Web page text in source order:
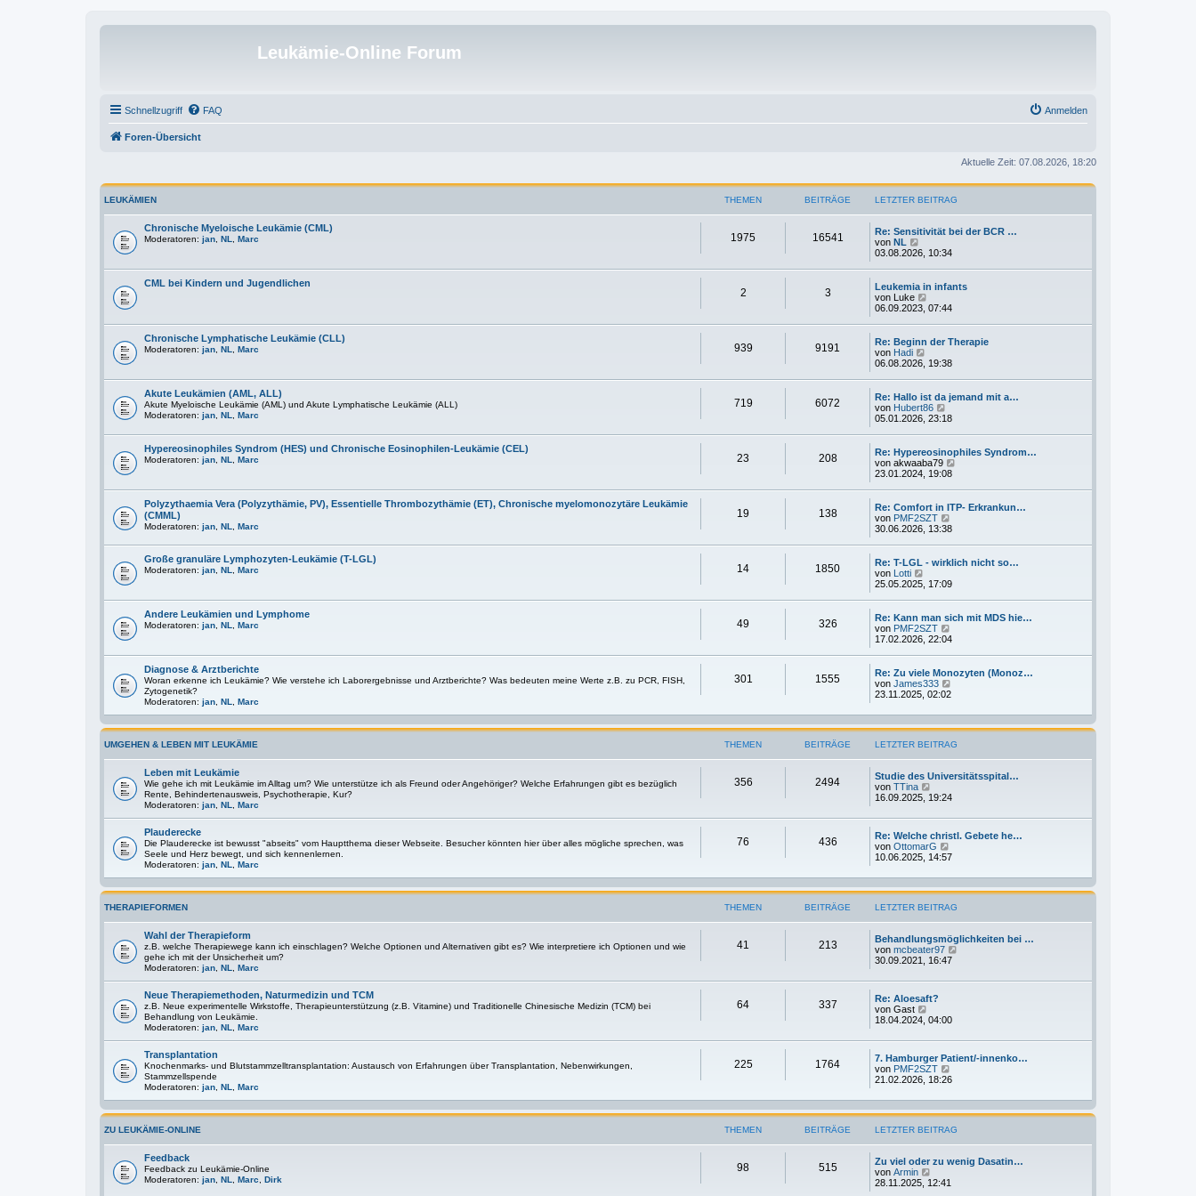
Leukämie-Online Forum
Schnellzugriff FAQ Anmelden
Foren-Übersicht
Aktuelle Zeit: 07.08.2026, 18:20
LEUKÄMIEN THEMEN BEITRÄGE LETZTER BEITRAG
Chronische Myeloische Leukämie (CML)
Moderatoren: jan NL Marc 1975 16541
Re: Sensitivität bei der BCR …
von NL
e
e
s
t
e
B
i
t
r
a
03.08.2026, 10:34
CML bei Kindern und Jugendlichen
2 3
Leukemia in infants
von Luke
e
e
s
e
B
e
i
t
r
a
06.09.2023, 07:44
Chronische Lymphatische Leukämie (CLL)
Moderatoren: jan NL Marc 939 9191
Re: Beginn der Therapie
von Hadi
e
e
s
t
e
B
i
t
r
a
06.08.2026, 19:38
Akute Leukämien (AML, ALL)
Akute Myeloische Leukämie (AML) und Akute Lymphatische Leukämie (ALL)
Moderatoren: jan NL Marc
719 6072
Re: Hallo ist da jemand mit a…
von Hubert86
e
e
s
t
e
B
e
i
t
r
a
05.01.2026, 23:18
Hypereosinophiles Syndrom (HES) und Chronische Eosinophilen-Leukämie (CEL)
Moderatoren: jan NL Marc 23 208
Re: Hypereosinophiles Syndrom…
von akwaaba79
e
s
B
e
i
a
23.01.2024, 19:08
Polyzythaemia Vera (Polyzythämie, PV), Essentielle Thrombozythämie (ET), Chronische myelomonozytäre Leukämie
(CMML)
Moderatoren: jan NL Marc
19 138
Re: Comfort in ITP- Erkrankun…
von PMF2SZT
e
e
s
e
B
e
i
t
r
a
30.06.2026, 13:38
Große granuläre Lymphozyten-Leukämie (T-LGL)
Moderatoren: jan NL Marc 14 1850
Re: T-LGL - wirklich nicht so…
von Lotti
e
e
s
t
e
r
B
e
i
t
r
25.05.2025, 17:09
Andere Leukämien und Lymphome
Moderatoren: jan NL Marc 49 326
Re: Kann man sich mit MDS hie…
von PMF2SZT
e
e
s
e
B
e
i
t
g
17.02.2026, 22:04
Diagnose & Arztberichte
Woran erkenne ich Leukämie? Wie verstehe ich Laborergebnisse und Arztberichte? Was bedeuten meine Werte z.B. zu PCR, FISH,
Zytogenetik?
Moderatoren: jan NL Marc
301 1555
Re: Zu viele Monozyten (Monoz…
von James333
e
s
e
r
e
t
a
g
23.11.2025, 02:02
UMGEHEN & LEBEN MIT LEUKÄMIE THEMEN BEITRÄGE LETZTER BEITRAG
Leben mit Leukämie
Wie gehe ich mit Leukämie im Alltag um? Wie unterstütze ich als Freund oder Angehöriger? Welche Erfahrungen gibt es bezüglich
Rente, Behindertenausweis, Psychotherapie, Kur?
Moderatoren: jan NL Marc
356 2494
Studie des Universitätsspital…
von TTina
e
e
t
e
r
e
i
t
r
a
g
16.09.2025, 19:24
Plauderecke
Die Plauderecke ist bewusst "abseits" vom Hauptthema dieser Webseite. Besucher könnten hier über alles mögliche sprechen, was
Seele und Herz bewegt, und sich kennenlernen.
Moderatoren: jan NL Marc
76 436
Re: Welche christl. Gebete he…
von OttomarG
e
e
s
e
r
e
i
t
a
10.06.2025, 14:57
THERAPIEFORMEN THEMEN BEITRÄGE LETZTER BEITRAG
Wahl der Therapieform
z.B. welche Therapiewege kann ich einschlagen? Welche Optionen und Alternativen gibt es? Wie interpretiere ich Optionen und wie
gehe ich mit der Unsicherheit um?
Moderatoren: jan NL Marc
41 213
Behandlungsmöglichkeiten bei …
von mcbeater97
e
e
i
g
30.09.2021, 16:47
Neue Therapiemethoden, Naturmedizin und TCM
z.B. Neue experimentelle Wirkstoffe, Therapieunterstützung (z.B. Vitamine) und Traditionelle Chinesische Medizin (TCM) bei
Behandlung von Leukämie.
Moderatoren: jan NL Marc
64 337
Re: Aloesaft?
von Gast
e
e
t
e
r
e
i
t
r
a
g
18.04.2024, 04:00
Transplantation
Knochenmarks- und Blutstammzelltransplantation: Austausch von Erfahrungen über Transplantation, Nebenwirkungen,
Stammzellspende
Moderatoren: jan NL Marc
225 1764
7. Hamburger Patient/-innenko…
von PMF2SZT
e
e
s
e
r
e
t
21.02.2026, 18:26
ZU LEUKÄMIE-ONLINE THEMEN BEITRÄGE LETZTER BEITRAG
Feedback
Feedback zu Leukämie-Online
Moderatoren: jan NL Marc Dirk
98 515
Zu viel oder zu wenig Dasatin…
von Armin
e
28.11.2025, 12:41